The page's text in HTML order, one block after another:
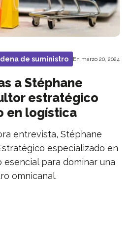
de suministro En marzo 20, 2024
a Stéphane
estratégico
en logística
entrevista, Stéphane
especializado en
esencial para dominar una
omnicanal.